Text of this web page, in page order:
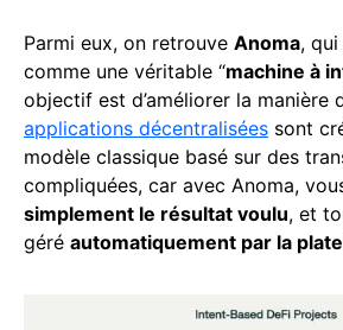
Parmi eux, on retrouve Anoma,
comme une véritable “machine à
objectif est d’améliorer la manière
applications décentralisées sont
modèle classique basé sur des
compliquées, car avec Anoma,
simplement le résultat voulu, et
géré automatiquement par la